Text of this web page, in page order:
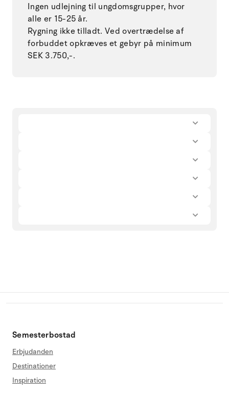
Ingen udlejning til ungdomsgrupper, hvor
alle er 15-25 år.
Rygning ikke tilladt. Ved overtrædelse af
forbuddet opkræves et gebyr på minimum
SEK 3.750,-.
Semesterbostad
Erbjudanden
Destinationer
Inspiration